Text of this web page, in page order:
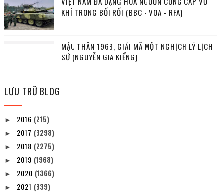
KHÍ TRONG BỐI RỐI (BBC - VOA - RFA)
MẬU THÂN 1968, GIẢI MÃ MỘT NGHỊCH LÝ LỊCH
SỬ (NGUYỄN GIA KIỂNG)
LƯU TRỮ BLOG
► 2016 (215)
► 2017 (3298)
► 2018 (2275)
► 2019 (1968)
► 2020 (1366)
► 2021 (839)